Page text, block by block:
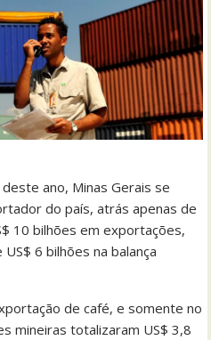
ano, Minas Gerais se
do país, atrás apenas de
10 bilhões em exportações,
6 bilhões na balança
de café, e somente no
mineiras totalizaram US$ 3,8